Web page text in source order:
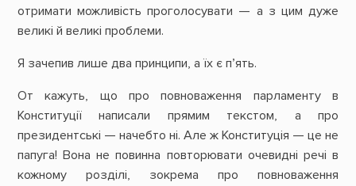
отримати можливість проголосувати — а з цим дуже
великі й великі проблеми.
Я зачепив лише два принципи, а їх є п’ять.
От кажуть, що про повноваження парламенту в
Конституції написали прямим текстом, а про
президентські — начебто ні. Але ж Конституція — це не
папуга! Вона не повинна повторювати очевидні речі в
кожному розділі, зокрема про повноваження